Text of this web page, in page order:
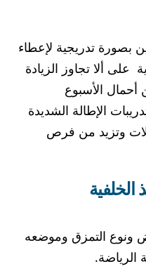
بصورة تدريجية لإعطاء
على ألا تجاوز الزيادة
التمرين 10% من أحمال الأسبوع
الإطالة الشديدة
وتزيد من فرص
ونوع التمزق وموضعه